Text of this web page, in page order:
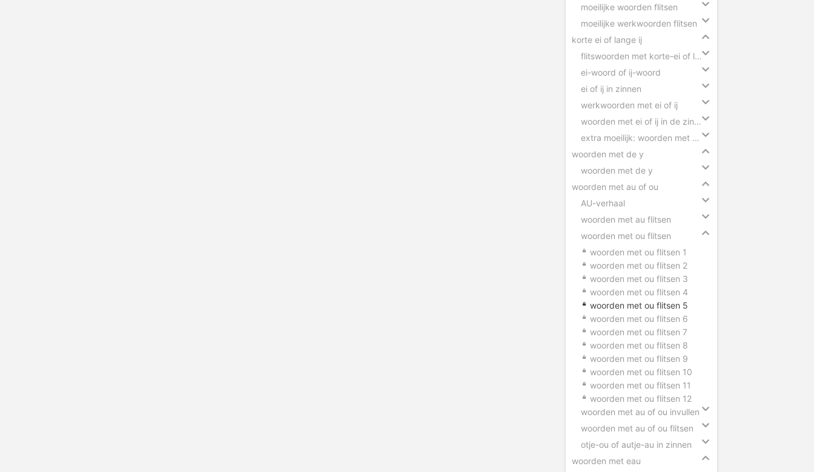
moeilijke woorden flitsen
moeilijke werkwoorden flitsen
korte ei of lange ij
flitswoorden met korte-ei of lange-ij
ei-woord of ij-woord
ei of ij in zinnen
werkwoorden met ei of ij
woorden met ei of ij in de zin slepen
extra moeilijk: woorden met ei of ij
woorden met de y
woorden met de y
woorden met au of ou
AU-verhaal
woorden met au flitsen
woorden met ou flitsen
woorden met ou flitsen 1
woorden met ou flitsen 2
woorden met ou flitsen 3
woorden met ou flitsen 4
woorden met ou flitsen 5
woorden met ou flitsen 6
woorden met ou flitsen 7
woorden met ou flitsen 8
woorden met ou flitsen 9
woorden met ou flitsen 10
woorden met ou flitsen 11
woorden met ou flitsen 12
woorden met au of ou invullen
woorden met au of ou flitsen
otje-ou of autje-au in zinnen
woorden met eau